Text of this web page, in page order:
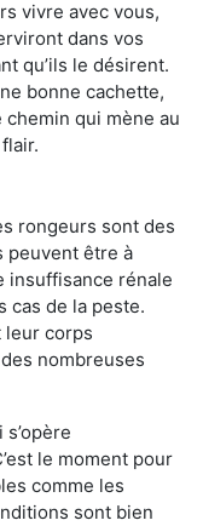
vivre avec vous,
dans vos
qu’ils le désirent.
bonne cachette,
qui mène au
rongeurs sont des
peuvent être à
insuffisance rénale
cas de la peste.
leur corps
nombreuses
le moment pour
comme les
sont bien